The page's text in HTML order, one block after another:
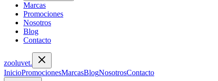
Marcas
Promociones
Nosotros
Blog
Contacto
zooluvet.
InicioPromocionesMarcasBlogNosotrosContacto